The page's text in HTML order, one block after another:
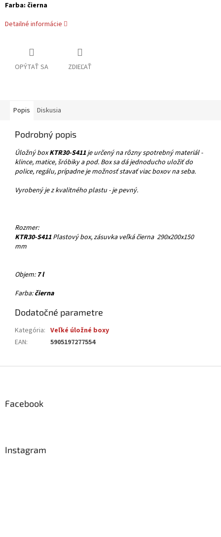
Farba: čierna
Detailné informácie
OPÝTAŤ SA ZDIEĽAŤ
Popis Diskusia
Podrobný popis
Úložný boxKTR30-S411je určený na rôzny spotrebný materiál -
klince, matice, šróbiky a pod. Box sa dá jednoducho uložiť do
police, regálu, prípadne je možnosť stavať viac boxov na seba.
Vyrobený je z kvalitného plastu - je pevný.
Rozmer:
KTR30-S411 Plastový box, zásuvka veľká čierna 290x200x150
mm
Objem: 7 l
Farba:čierna
Dodatočné parametre
Kategória: Veľké úložné boxy
EAN: 5905197277554
Facebook
Instagram